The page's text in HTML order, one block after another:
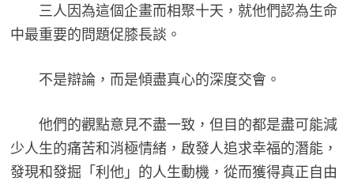
三人因為這個企畫而相聚十天，就他們認為生命
中最重要的問題促膝長談。
不是辯論，而是傾盡真心的深度交會。
他們的觀點意見不盡一致，但目的都是盡可能減
少人生的痛苦和消極情緒，啟發人追求幸福的潛能，
發現和發掘「利他」的人生動機，從而獲得真正自由